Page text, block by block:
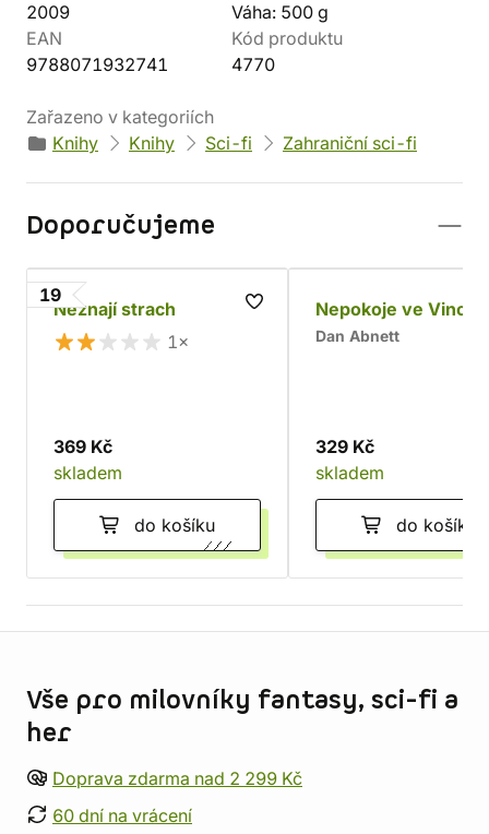
2009
Váha: 500 g
EAN
9788071932741
Kód produktu
4770
Zařazeno v kategoriích
Knihy
Knihy Sci-fi Zahraniční sci-fi
Doporučujeme
19
Neznají strach
1×
369 Kč
skladem
do košíku
Nepokoje ve
Dan Abnett
329 Kč
skladem
do košíku
Vše pro milovníky fantasy, sci-fi a
her
Doprava zdarma nad 2 299 Kč
60 dní na vrácení